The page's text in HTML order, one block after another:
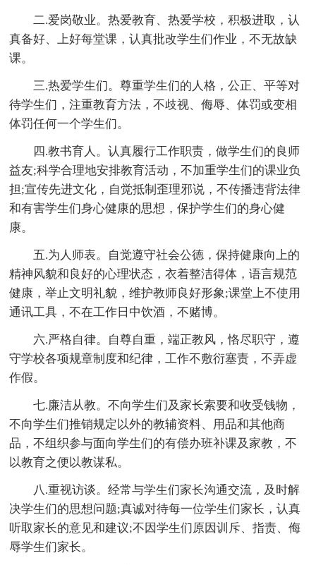
二.爱岗敬业。热爱教育、热爱学校，积极进取，认
真备好、上好每堂课，认真批改学生们作业，不无故缺
课。
三.热爱学生们。尊重学生们的人格，公正、平等对
待学生们，注重教育方法，不歧视、侮辱、体罚或变相
体罚任何一个学生们。
四.教书育人。认真履行工作职责，做学生们的良师
益友;科学合理地安排教育活动，不加重学生们的课业负
担;宣传先进文化，自觉抵制歪理邪说，不传播违背法律
和有害学生们身心健康的思想，保护学生们的身心健
康。
五.为人师表。自觉遵守社会公德，保持健康向上的
精神风貌和良好的心理状态，衣着整洁得体，语言规范
健康，举止文明礼貌，维护教师良好形象;课堂上不使用
通讯工具，不在工作日中饮酒，不赌博。
六.严格自律。自尊自重，端正教风，恪尽职守，遵
守学校各项规章制度和纪律，工作不敷衍塞责，不弄虚
作假。
七.廉洁从教。不向学生们及家长索要和收受钱物，
不向学生们推销规定以外的教辅资料、用品和其他商
品，不组织参与面向学生们的有偿办班补课及家教，不
以教育之便以教谋私。
八.重视访谈。经常与学生们家长沟通交流，及时解
决学生们的思想问题;真诚对待每一位学生们家长，认真
听取家长的意见和建议;不因学生们原因训斥、指责、侮
辱学生们家长。